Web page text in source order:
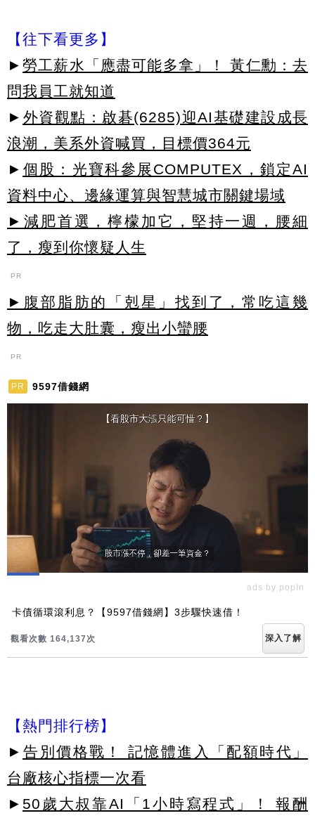
【往下看更多】
► 勞工薪水「應盡可能多拿」！ 黃仁勳：去
問我員工就知道
► 外資觀點：啟碁(6285)迎AI基礎建設成長
浪潮，美系外資喊買，目標價364元
► 個股：光寶科參展COMPUTEX，鎖定AI
資料中心、邊緣運算與智慧城市關鍵場域
►減肥首選，檸檬加它，堅持一週，腰細
了，瘦到你懷疑人生
PR
►腹部脂肪的「剋星」找到了，常吃這幾
物，吃走大肚囊，瘦出小蠻腰
PR
PR 9597借錢網
ads by popIn
卡債循環滾利息？【9597借錢網】3步驟快速借！
觀看次數 164,147次 深入了解
【熱門排行榜】
► 告別價格戰！ 記憶體進入「配額時代」
台廠核心指標一次看
► 50歲大叔靠AI「1小時寫程式」！ 報酬